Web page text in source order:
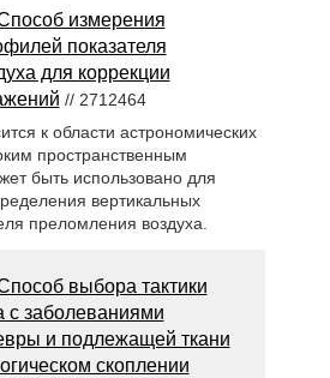
измерения
показателя
для коррекции
// 2712464
к области астрономических
пространственным
быть использовано для
вертикальных
преломления воздуха.
выбора тактики
с заболеваниями
и подлежащей ткани
скоплении